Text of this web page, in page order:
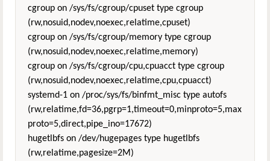
cgroup on /sys/fs/cgroup/cpuset type cgroup
(rw,nosuid,nodev,noexec,relatime,cpuset)
cgroup on /sys/fs/cgroup/memory type cgroup
(rw,nosuid,nodev,noexec,relatime,memory)
cgroup on /sys/fs/cgroup/cpu,cpuacct type cgroup
(rw,nosuid,nodev,noexec,relatime,cpu,cpuacct)
systemd-1 on /proc/sys/fs/binfmt_misc type autofs
(rw,relatime,fd=36,pgrp=1,timeout=0,minproto=5,max
proto=5,direct,pipe_ino=17672)
hugetlbfs on /dev/hugepages type hugetlbfs
(rw,relatime,pagesize=2M)